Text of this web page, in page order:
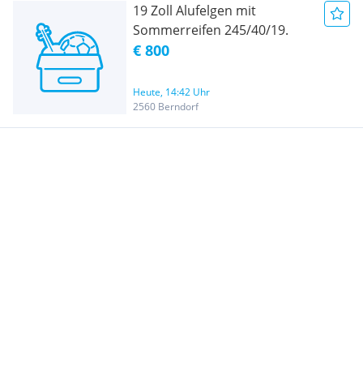
19 Zoll Alufelgen mit
Sommerreifen 245/40/19.
€ 800
Heute, 14:42 Uhr
2560 Berndorf